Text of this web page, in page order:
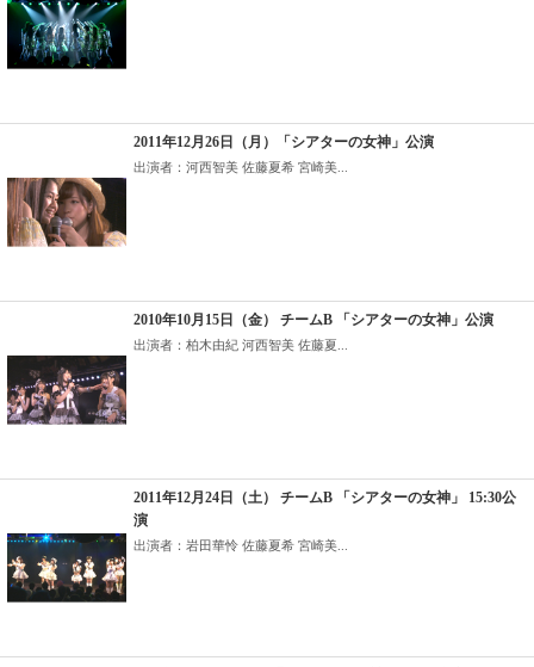
2011年12月26日（月）「シアターの女神」公演
出演者：河西智美 佐藤夏希 宮崎美...
2010年10月15日（金） チームB 「シアターの女神」公演
出演者：柏木由紀 河西智美 佐藤夏...
2011年12月24日（土） チームB 「シアターの女神」 15:30公
演
出演者：岩田華怜 佐藤夏希 宮崎美...